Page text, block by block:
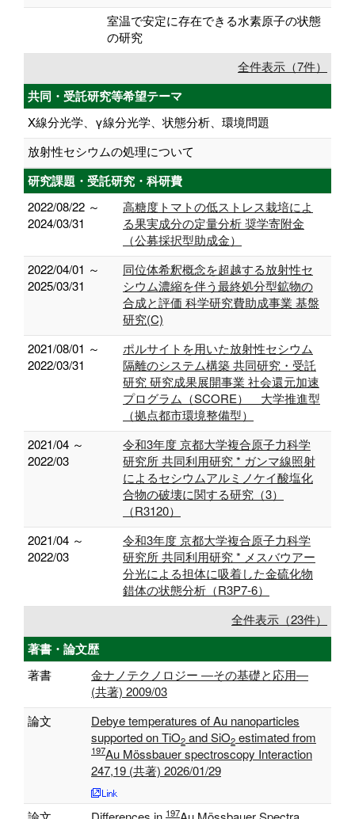
室温で安定に存在できる水素原子の状態
の研究
全件表示（7件）
共同・受託研究等希望テーマ
X線分光学、γ線分光学、状態分析、環境問題
放射性セシウムの処理について
研究課題・受託研究・科研費
2022/08/22 ～
2024/03/31
高糖度トマトの低ストレス栽培によ
る果実成分の定量分析 奨学寄附金
（公募採択型助成金）
2022/04/01 ～
2025/03/31
同位体希釈概念を超越する放射性セ
シウム濃縮を伴う最終処分型鉱物の
合成と評価 科学研究費助成事業 基盤
研究(C)
2021/08/01 ～
2022/03/31
ポルサイトを用いた放射性セシウム
隔離のシステム構築 共同研究・受託
研究 研究成果展開事業 社会還元加速
プログラム（SCORE） 大学推進型
（拠点都市環境整備型）
2021/04 ～
2022/03
令和3年度 京都大学複合原子力科学
研究所 共同利用研究 * ガンマ線照射
によるセシウムアルミノケイ酸塩化
合物の破壊に関する研究（3）
（R3120）
2021/04 ～
2022/03
令和3年度 京都大学複合原子力科学
研究所 共同利用研究 * メスバウアー
分光による担体に吸着した金硫化物
錯体の状態分析（R3P7-6）
全件表示（23件）
著書・論文歴
著書
金ナノテクノロジー ―その基礎と応用―
(共著) 2009/03
論文
Debye temperatures of Au nanoparticles
supported on TiO2 and SiO2 estimated from
197Au Mössbauer spectroscopy Interaction
247,19 (共著) 2026/01/29
197